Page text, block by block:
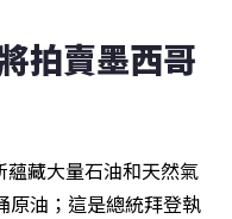
拍賣墨西哥
藏大量石油和天然氣
原油；這是總統拜登執